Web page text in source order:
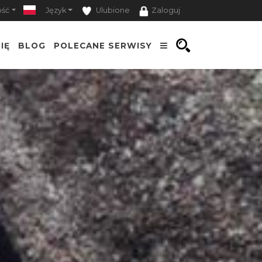
Język Ulubione Zaloguj
BLOG POLECANE SERWISY